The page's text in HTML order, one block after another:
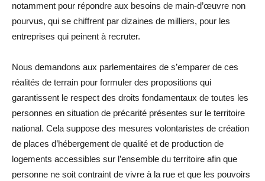
notamment pour répondre aux besoins de main-d’œuvre non
pourvus, qui se chiffrent par dizaines de milliers, pour les
entreprises qui peinent à recruter.
Nous demandons aux parlementaires de s’emparer de ces
réalités de terrain pour formuler des propositions qui
garantissent le respect des droits fondamentaux de toutes les
personnes en situation de précarité présentes sur le territoire
national. Cela suppose des mesures volontaristes de création
de places d’hébergement de qualité et de production de
logements accessibles sur l’ensemble du territoire afin que
personne ne soit contraint de vivre à la rue et que les pouvoirs